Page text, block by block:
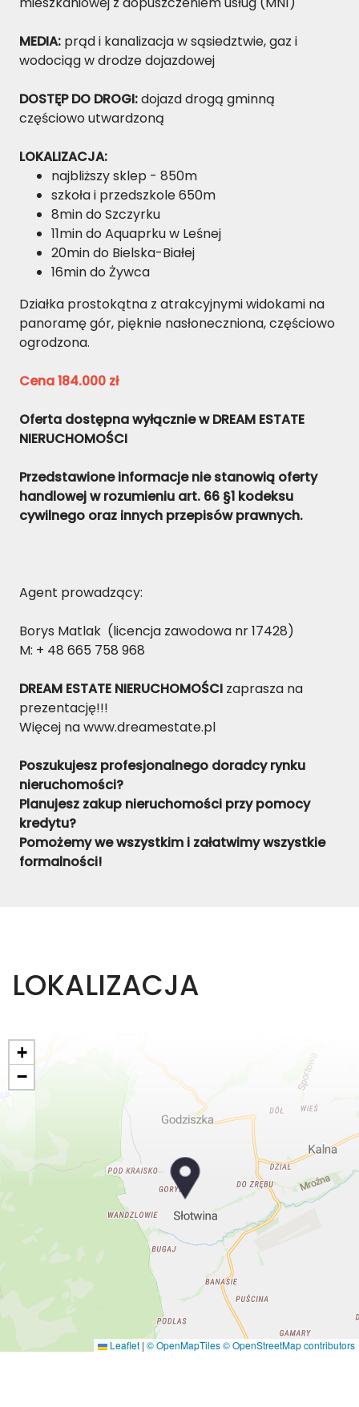
MEDIA: prąd i kanalizacja w sąsiedztwie, gaz i
wodociąg w drodze dojazdowej
DOSTĘP DO DROGI:dojazddrogą gminną
częściowo utwardzoną
LOKALIZACJA:
najbliższy sklep - 850m
szkoła i przedszkole 650m
8min do Szczyrku
11min do Aquaprku w Leśnej
20min do Bielska-Białej
16min do Żywca
Działka prostokątna z atrakcyjnymi widokami na
panoramę gór, pięknie nasłoneczniona, częściowo
ogrodzona.
Cena 184.000 zł
Oferta dostępna wyłącznie w DREAM ESTATE
NIERUCHOMOŚCI
Przedstawione informacje nie stanowią oferty
handlowej w rozumieniu art. 66 §1 kodeksu
cywilnego oraz innych przepisów prawnych.
Agent prowadzący:
Borys Matlak (licencja zawodowa nr 17428)
M: + 48 665 758 968
DREAM ESTATE NIERUCHOMOŚCI zaprasza na
prezentację!!!
Więcej na www.dreamestate.pl
Poszukujesz profesjonalnego doradcy rynku
nieruchomości?
Planujesz zakup nieruchomości przy pomocy
kredytu?
Pomożemy we wszystkim i załatwimy wszystkie
formalności!
LOKALIZACJA
+
−
Leaflet | © OpenMapTiles© OpenStreetMap contributors